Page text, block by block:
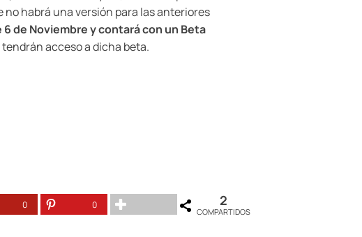
no habrá una versión para las anteriores
de Noviembre y contará con un Beta
acceso a dicha beta.
0 0 2
COMPARTIDOS